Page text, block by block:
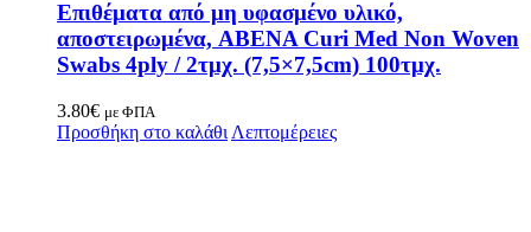
Επιθέματα από μη υφασμένο υλικό,
αποστειρωμένα, ABENA Curi Med Non Woven
Swabs 4ply / 2τμχ. (7,5×7,5cm) 100τμχ.
3.80€ με ΦΠΑ
Προσθήκη στο καλάθι Λεπτομέρειες